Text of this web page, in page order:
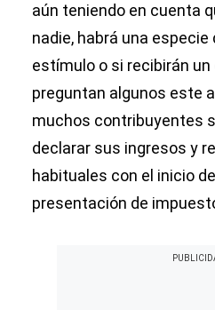
aún teniendo en cuenta
nadie, habrá una especie
estímulo o si recibirán un
preguntan algunos este
muchos contribuyentes
declarar sus ingresos y
habituales con el inicio
presentación de